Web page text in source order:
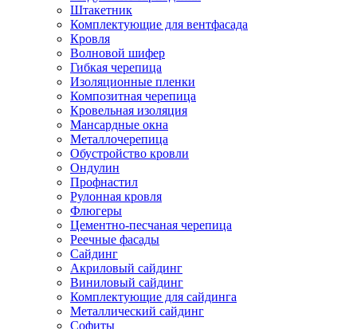
Штакетник
Комплектующие для вентфасада
Кровля
Волновой шифер
Гибкая черепица
Изоляционные пленки
Композитная черепица
Кровельная изоляция
Мансардные окна
Металлочерепица
Обустройство кровли
Ондулин
Профнастил
Рулонная кровля
Флюгеры
Цементно-песчаная черепица
Реечные фасады
Сайдинг
Акриловый сайдинг
Виниловый сайдинг
Комплектующие для сайдинга
Металлический сайдинг
Софиты